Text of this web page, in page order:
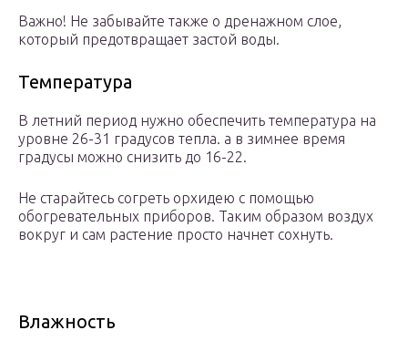
Важно! Не забывайте также о дренажном слое,
который предотвращает застой воды.
Температура
В летний период нужно обеспечить температура на
уровне 26-31 градусов тепла. а в зимнее время
градусы можно снизить до 16-22.
Не старайтесь согреть орхидею с помощью
обогревательных приборов. Таким образом воздух
вокруг и сам растение просто начнет сохнуть.
Влажность